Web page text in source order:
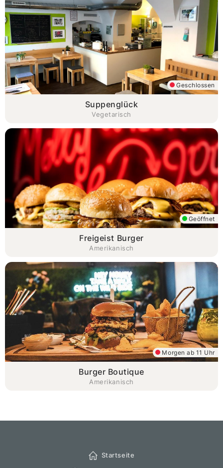
Suppenglück
Vegetarisch
Geschlossen
Freigeist Burger
Amerikanisch
Geöffnet
Burger Boutique
Amerikanisch
Morgen ab 11 Uhr
Startseite